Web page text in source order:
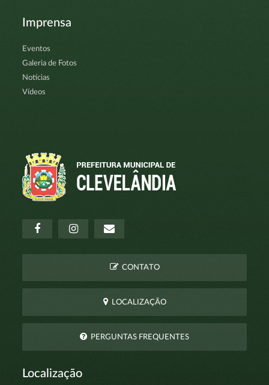
Imprensa
Eventos
Galeria de Fotos
Notícias
Vídeos
CONTATO
LOCALIZAÇÃO
PERGUNTAS FREQUENTES
Localização